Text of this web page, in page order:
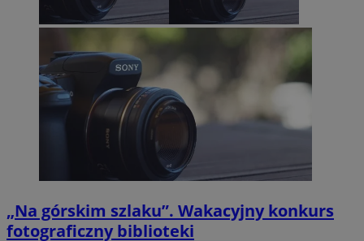
„Na górskim szlaku”. Wakacyjny konkurs
fotograficzny biblioteki